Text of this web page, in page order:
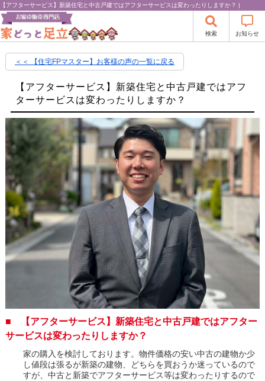
【アフターサービス】新築住宅と中古戸建ではアフターサービスは変わったりしますか？ |
検索 お知らせ
＜＜ 【住宅FPマスター】お客様の声の一覧に戻る
【アフターサービス】新築住宅と中古戸建ではアフ
ターサービスは変わったりしますか？
■ 【アフターサービス】新築住宅と中古戸建ではアフター
サービスは変わったりしますか？
家の購入を検討しております。物件価格の安い中古の建物か少
し値段は張るが新築の建物、どちらを買おうか迷っているので
すが、中古と新築でアフターサービス等は変わったりするので